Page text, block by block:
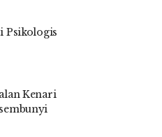
Psikologis
Kenari